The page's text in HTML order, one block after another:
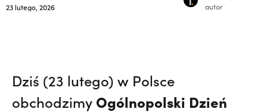
23 lutego, 2026
autor
Dziś (23 lutego) w Polsce
obchodzimy Ogólnopolski Dzień